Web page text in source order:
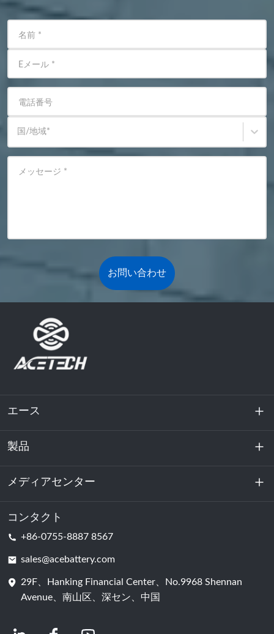
名前 *
Eメール *
電話番号
国/地域*
メッセージ *
お問い合わせ
エース
私たちに関しては
持続可能性
製品
エネルギー貯蔵
データセンターおよびサーバー室
バッテリーセル
メディアセンター
ニュース
コンタクト
+86-0755-8887 8567
sales@acebattery.com
29F、Hanking Financial Center、No.9968 Shennan
Avenue、南山区、深セン、中国